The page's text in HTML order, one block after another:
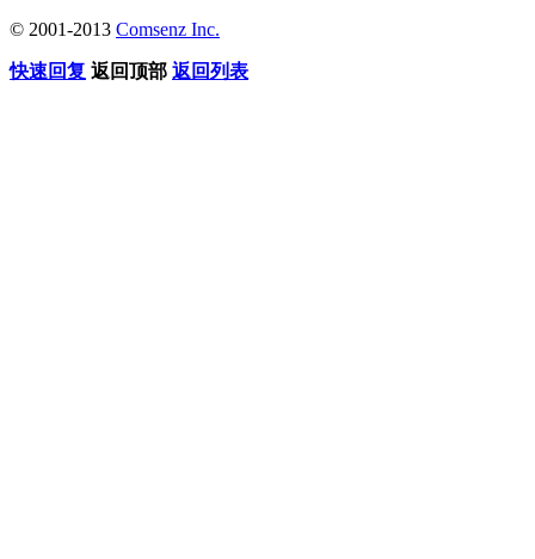
© 2001-2013 Comsenz Inc.
快速回复 返回顶部 返回列表